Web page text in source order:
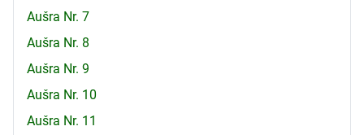
Aušra Nr. 7
Aušra Nr. 8
Aušra Nr. 9
Aušra Nr. 10
Aušra Nr. 11